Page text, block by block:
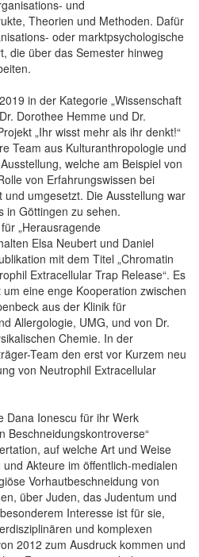
und
Theorien und Methoden. Dafür
oder marktpsychologische
die über das Semester hinweg
in der Kategorie „Wissenschaft
Dorothee Hemme und Dr.
„Ihr wisst mehr als ihr denkt!“
Team aus Kulturanthropologie und
welche am Beispiel von
von Erfahrungswissen bei
umgesetzt. Die Ausstellung war
in Göttingen zu sehen.
„Herausragende
Elsa Neubert und Daniel
mit dem Titel „Chromatin
Extracellular Trap Release“. Es
eine enge Kooperation zwischen
aus der Klinik für
Allergologie, UMG, und von Dr.
Chemie. In der
Team den erst vor Kurzem neu
von Neutrophil Extracellular
Dana Ionescu für ihr Werk
Beschneidungskontroverse“
auf welche Art und Weise
Akteure im öffentlich-medialen
Vorhautbeschneidung von
über Juden, das Judentum und
Interesse ist für sie,
und komplexen
2012 zum Ausdruck kommen und